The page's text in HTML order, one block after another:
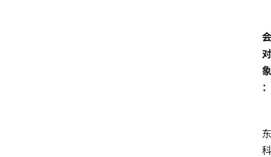
会
对
象
：
东
科